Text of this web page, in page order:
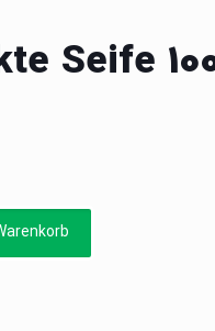
Seife